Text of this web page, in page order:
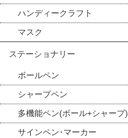
ハンディークラフト
マスク
ステーショナリー
ボールペン
シャープペン
多機能ペン(ボール+シャープ)
サインペン･マーカー